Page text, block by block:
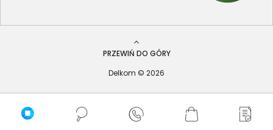
PRZEWIŃ DO GÓRY
Delkom © 2026